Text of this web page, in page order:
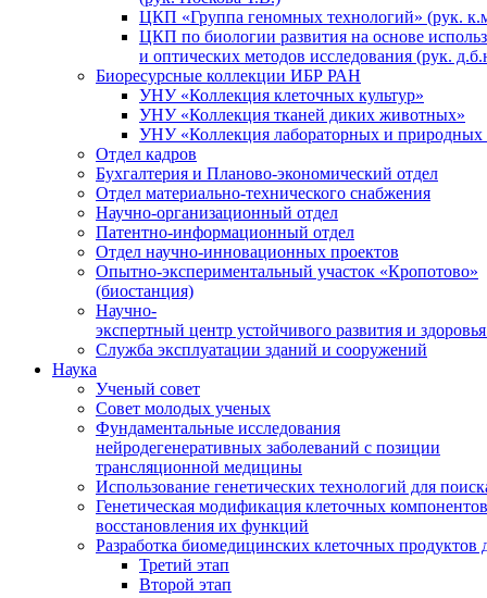
ЦКП «Группа геномных технологий» (рук.
ЦКП по биологии развития на основе
и оптических методов исследования (рук.
Биоресурсные коллекции ИБР РАН
УНУ «Коллекция клеточных культур»
УНУ «Коллекция тканей диких животных»
УНУ «Коллекция лабораторных и природных
Отдел кадров
Бухгалтерия и Планово-экономический отдел
Отдел материально-технического снабжения
Научно-организационный отдел
Патентно-информационный отдел
Отдел научно-инновационных проектов
Опытно-экспериментальный участок «Кропотово»
(биостанция)
Научно-
экспертный центр устойчивого развития и
Служба эксплуатации зданий и сооружений
Наука
Ученый совет
Совет молодых ученых
Фундаментальные исследования
нейродегенеративных заболеваний с позиции
трансляционной медицины
Использование генетических технологий для
Генетическая модификация клеточных
восстановления их функций
Разработка биомедицинских клеточных продуктов
Третий этап
Второй этап